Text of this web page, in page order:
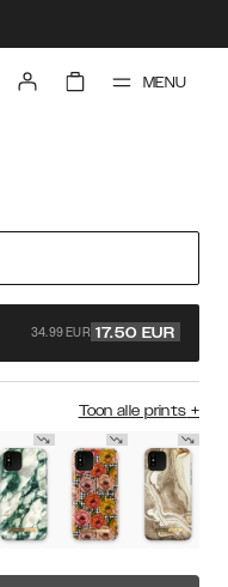
MENU
34.99 EUR 17.50 EUR
Toon alle prints +